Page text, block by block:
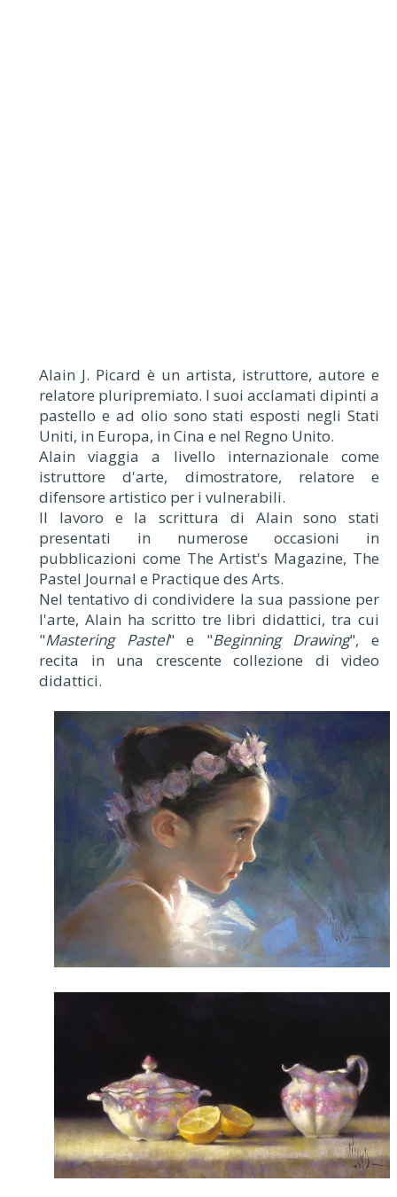
Alain J. Picard è un artista, istruttore, autore e
relatore pluripremiato. I suoi acclamati dipinti a
pastello e ad olio sono stati esposti negli Stati
Uniti, in Europa, in Cina e nel Regno Unito.
Alain viaggia a livello internazionale come
istruttore d'arte, dimostratore, relatore e
difensore artistico per i vulnerabili.
Il lavoro e la scrittura di Alain sono stati
presentati in numerose occasioni in
pubblicazioni come The Artist's Magazine, The
Pastel Journal e Practique des Arts.
Nel tentativo di condividere la sua passione per
l'arte, Alain ha scritto tre libri didattici, tra cui
"Mastering Pastel" e "Beginning Drawing", e
recita in una crescente collezione di video
didattici.